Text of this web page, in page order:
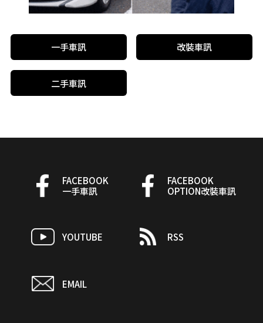
一手車訊 改裝車訊
二手車訊
FACEBOOK
一手車訊
FACEBOOK
OPTION改裝車訊
YOUTUBE RSS
EMAIL